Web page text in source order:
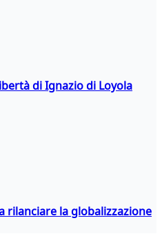
di Ignazio di Loyola
rilanciare la globalizzazione